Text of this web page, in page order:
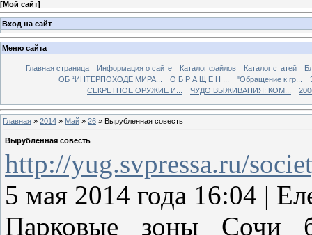
[Мой сайт]
Вход на сайт
Меню сайта
Главная страница Информация о сайте Каталог файлов Каталог статей
ОБ “ИНТЕРПОХОДЕ МИРА...
О Б Р А Щ Е Н ... "Обращение к гр...
СЕКРЕТНОЕ ОРУЖИЕ И...
ЧУДО ВЫЖИВАНИЯ: КОМ...
Главная » 2014 » Май » 26 » Вырубленная совесть
Вырубленная совесть
http://yug.svpressa.ru/
5 мая 2014 года 16:04 |
Парковые зоны Сочи